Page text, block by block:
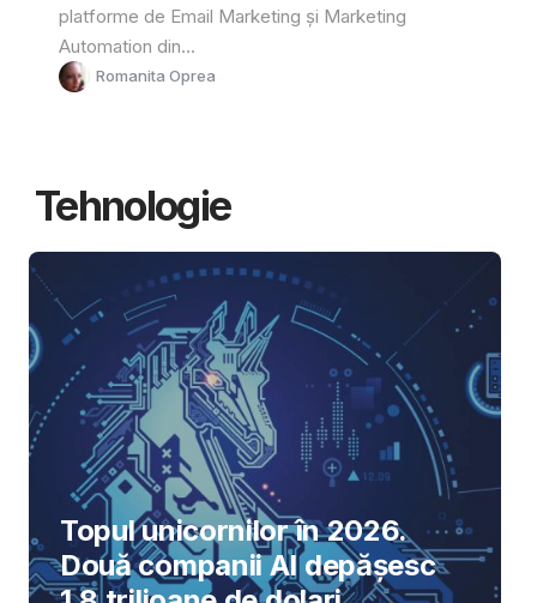
platforme de Email Marketing și Marketing
Automation din...
Romanita Oprea
Tehnologie
Topul unicornilor în 2026.
Două companii AI depășesc